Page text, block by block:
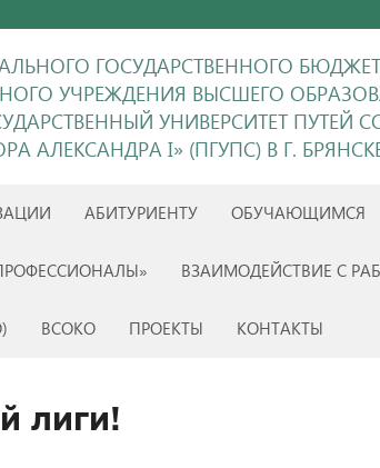
ГОСУДАРСТВЕННОГО
УЧРЕЖДЕНИЯ ВЫСШЕГО
УНИВЕРСИТЕТ ПУТЕЙ
АЛЕКСАНДРА I» (ПГУПС) В Г.
АБИТУРИЕНТУ ОБУЧАЮЩИМСЯ
ВЗАИМОДЕЙСТВИЕ С
ВСОКО ПРОЕКТЫ КОНТАКТЫ
лиги!